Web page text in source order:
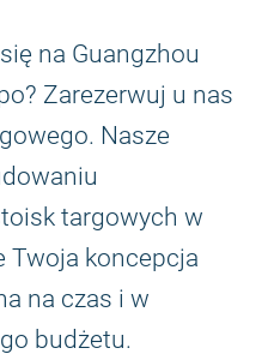
na Guangzhou
Zarezerwuj u nas
Nasze
targowych w
Twoja koncepcja
na czas i w
budżetu.